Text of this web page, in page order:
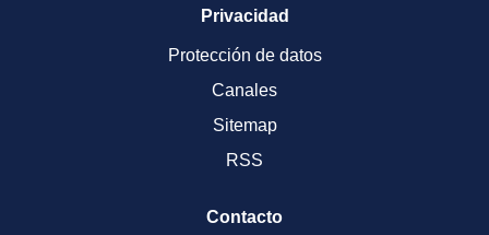
Privacidad
Protección de datos
Canales
Sitemap
RSS
Contacto